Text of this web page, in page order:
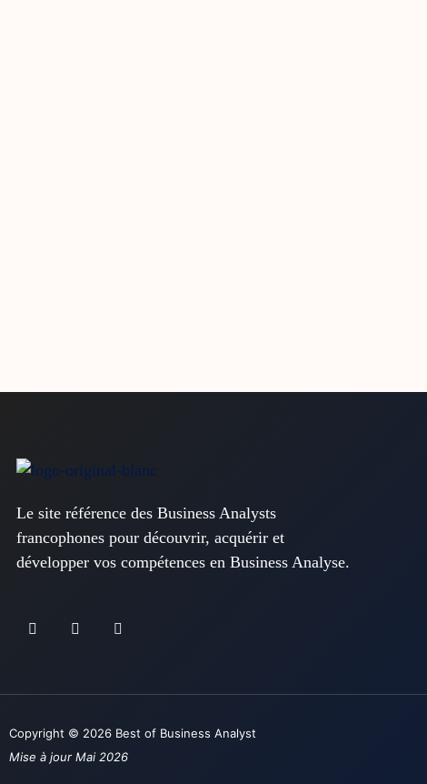
Le site référence des Business Analysts
francophones pour découvrir, acquérir et
développer vos compétences en Business Analyse.
Copyright © 2026 Best of Business Analyst
Mise à jour Mai 2026